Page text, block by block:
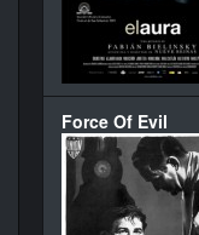
Force Of Evil